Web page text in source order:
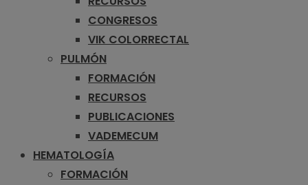
CONGRESOS
VIK COLORRECTAL
PULMÓN
FORMACIÓN
RECURSOS
PUBLICACIONES
VADEMECUM
HEMATOLOGÍA
FORMACIÓN